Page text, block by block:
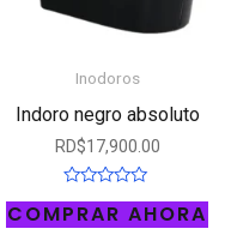
Inodoros
Indoro negro absoluto
RD$17,900.00
Rated
0
out
COMPRAR AHORA